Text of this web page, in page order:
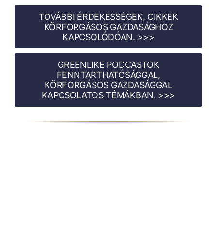
TOVÁBBI ÉRDEKESSÉGEK, CIKKEK
KÖRFORGÁSOS GAZDASÁGHOZ
KAPCSOLÓDÓAN. >>>
GREENLIKE PODCASTOK
FENNTARTHATÓSÁGGAL,
KÖRFORGÁSOS GAZDASÁGGAL
KAPCSOLATOS TÉMÁKBAN. >>>